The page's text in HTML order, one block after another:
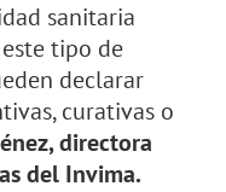
sanitaria
tipo de
declarar
curativas o
directora
del Invima.